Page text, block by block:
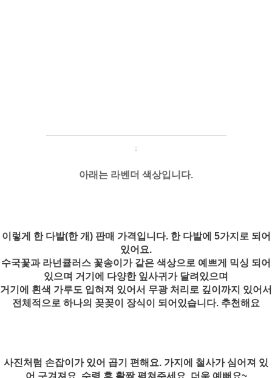
───────────────────────────
↓
아래는 라벤더 색상입니다.
이렇게 한 다발(한 개) 판매 가격입니다. 한 다발에 5가지로 되어
있어요.
수국꽃과 라넌큘러스 꽃송이가 같은 색상으로 예쁘게 믹싱 되어
있으며 거기에 다양한 잎사귀가 달려있으며
거기에 흰색 가루도 입혀져 있어서 무광 처리로 깊이까지 있어서
전체적으로 하나의 꽂꽂이 장식이 되어있습니다. 추천해요
사진처럼 손잡이가 있어 곱기 편해요. 가지에 철사가 심어져 있
어 구겨져요. 수령 후 활짝 펼쳐주세요. 더욱 예뻐요~